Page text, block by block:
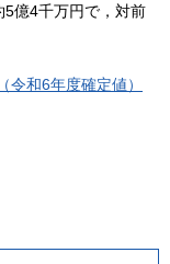
億4千万円で，対前
和6年度確定値）